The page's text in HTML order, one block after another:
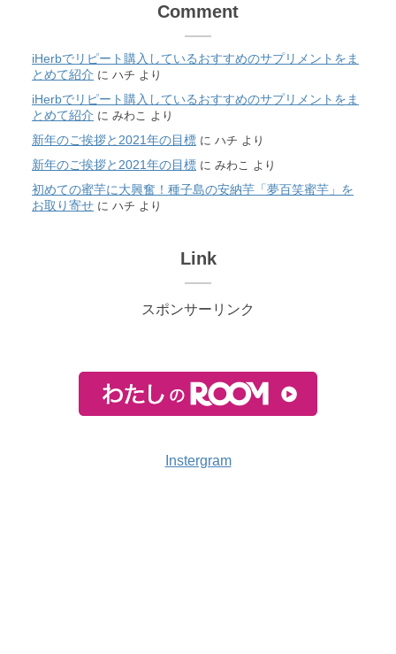
Comment
iHerbでリピート購入しているおすすめのサプリメントをま
とめて紹介 に ハチ より
iHerbでリピート購入しているおすすめのサプリメントをま
とめて紹介 に みわこ より
新年のご挨拶と2021年の目標 に ハチ より
新年のご挨拶と2021年の目標 に みわこ より
初めての蜜芋に大興奮！種子島の安納芋「夢百笑蜜芋」を
お取り寄せ に ハチ より
Link
スポンサーリンク
Instergram